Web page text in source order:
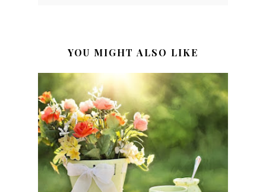
YOU MIGHT ALSO LIKE